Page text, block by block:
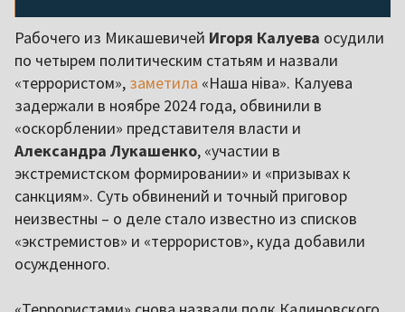
Рабочего из Микашевичей Игоря Калуева осудили
по четырем политическим статьям и назвали
«террористом», заметила «Наша ніва». Калуева
задержали в ноябре 2024 года, обвинили в
«оскорблении» представителя власти и
Александра Лукашенко, «участии в
экстремистском формировании» и «призывах к
санкциям». Суть обвинений и точный приговор
неизвестны – о деле стало известно из списков
«экстремистов» и «террористов», куда добавили
осужденного.